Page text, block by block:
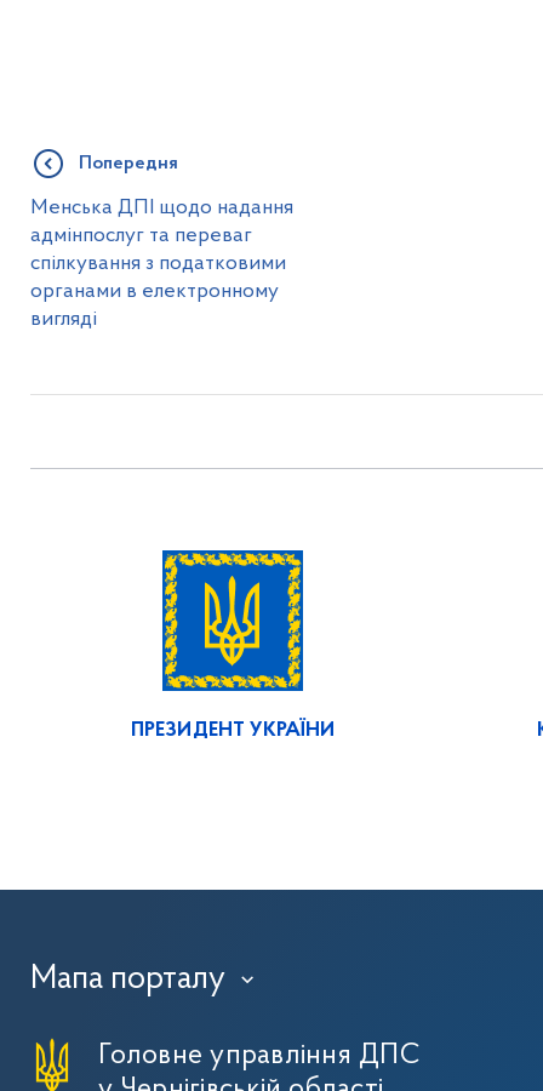
Попередня
Менська ДПІ щодо надання
адмінпослуг та переваг
спілкування з податковими
органами в електронному
вигляді
ПРЕЗИДЕНТ УКРАЇНИ
Мапа порталу ›
Головне управління ДПС